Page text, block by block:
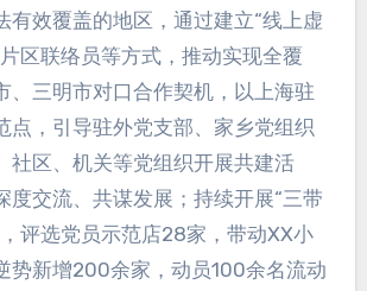
有效覆盖的地区，通过建立“线上虚
区联络员等方式，推动实现全覆
、三明市对口合作契机，以上海驻
点，引导驻外党支部、家乡党组织
社区、机关等党组织开展共建活
度交流、共谋发展；持续开展“三带
评选党员示范店28家，带动XX小
势新增200余家，动员100余名流动